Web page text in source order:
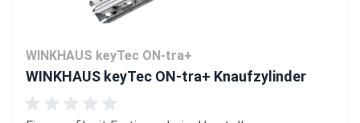
WINKHAUS keyTec ON-tra+
WINKHAUS keyTec ON-tra+ Knaufzylinder